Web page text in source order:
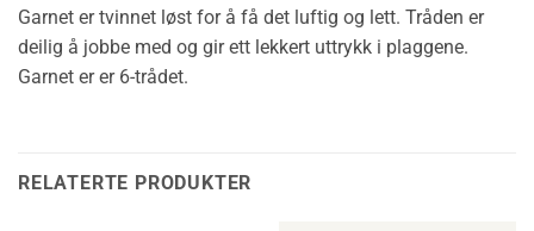
Garnet er tvinnet løst for å få det luftig og lett. Tråden er
deilig å jobbe med og gir ett lekkert uttrykk i plaggene.
Garnet er er 6-trådet.
RELATERTE PRODUKTER